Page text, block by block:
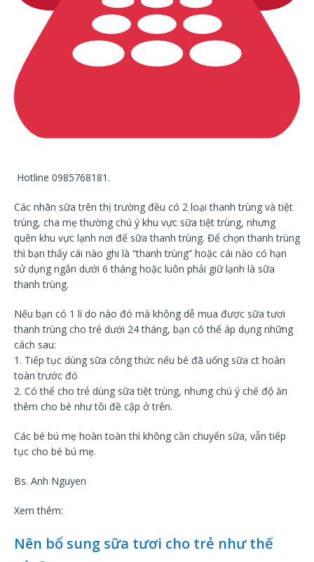
Hotline 0985768181.
Các nhãn sữa trên thị trường đều có 2 loại thanh trùng và tiệt
trùng, cha mẹ thường chú ý khu vực sữa tiệt trùng, nhưng
quên khu vực lạnh nơi để sữa thanh trùng. Để chọn thanh trùng
thì bạn thấy cái nào ghi là “thanh trùng” hoặc cái nào có hạn
sử dụng ngắn dưới 6 tháng hoặc luôn phải giữ lạnh là sữa
thanh trùng.
Nếu bạn có 1 lí do nào đó mà không dễ mua được sữa tươi
thanh trùng cho trẻ dưới 24 tháng, bạn có thể áp dụng những
cách sau:
1. Tiếp tục dùng sữa công thức nếu bé đã uống sữa ct hoàn
toàn trước đó
2. Có thể cho trẻ dùng sữa tiệt trùng, nhưng chú ý chế độ ăn
thêm cho bé như tôi đề cập ở trên.
Các bé bú mẹ hoàn toàn thì không cần chuyển sữa, vẫn tiếp
tục cho bé bú mẹ.
Bs. Anh Nguyen
Xem thêm:
Nên bổ sung sữa tươi cho trẻ như thế